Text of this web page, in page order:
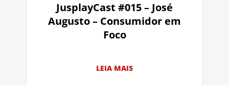
JusplayCast #015 – José
Augusto – Consumidor em
Foco
LEIA MAIS